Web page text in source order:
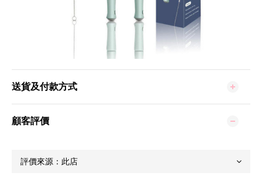
送貨及付款方式
顧客評價